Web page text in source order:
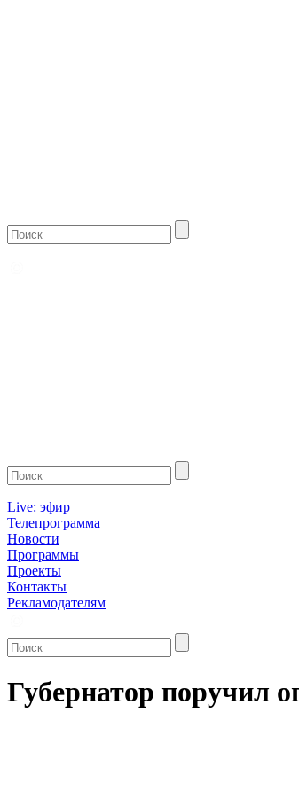
Live: эфир
Телепрограмма
Новости
Программы
Проекты
Контакты
Рекламодателям
Губернатор поручил